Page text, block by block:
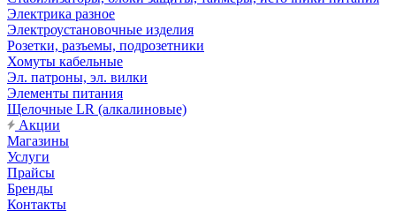
Электрика разное
Электроустановочные изделия
Розетки, разъемы, подрозетники
Хомуты кабельные
Эл. патроны, эл. вилки
Элементы питания
Щелочные LR (алкалиновые)
Акции
Магазины
Услуги
Прайсы
Бренды
Контакты